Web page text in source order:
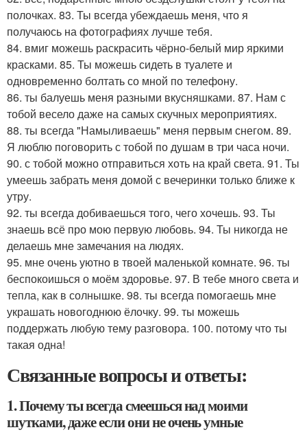
полочках. 83. Ты всегда убеждаешь меня, что я
получаюсь на фотографиях лучше тебя.
84. вмиг можешь раскрасить чёрно-белый мир яркими
красками. 85. Ты можешь сидеть в туалете и
одновременно болтать со мной по телефону.
86. ты балуешь меня разными вкусняшками. 87. Нам с
тобой весело даже на самых скучных мероприятиях.
88. ты всегда "Намыливаешь" меня первым снегом. 89.
Я люблю поговорить с тобой по душам в три часа ночи.
90. с тобой можно отправиться хоть на край света. 91. Ты
умеешь забрать меня домой с вечеринки только ближе к
утру.
92. ты всегда добиваешься того, чего хочешь. 93. Ты
знаешь всё про мою первую любовь. 94. Ты никогда не
делаешь мне замечания на людях.
95. мне очень уютно в твоей маленькой комнате. 96. ты
беспокоишься о моём здоровье. 97. В тебе много света и
тепла, как в солнышке. 98. ты всегда помогаешь мне
украшать новогоднюю ёлочку. 99. ты можешь
поддержать любую тему разговора. 100. потому что ты
такая одна!
Связанные вопросы и ответы:
1. Почему ты всегда смеешься над моими
шутками, даже если они не очень умные